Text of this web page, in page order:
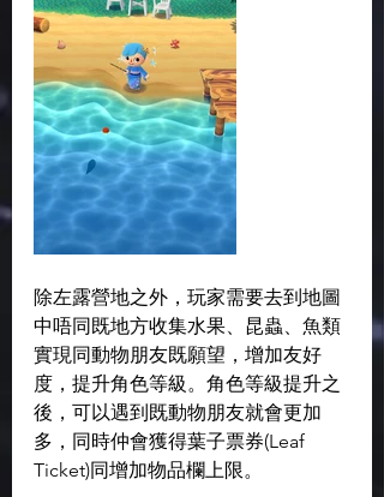
除左露營地之外，玩家需要去到地圖
中唔同既地方收集水果、昆蟲、魚類
實現同動物朋友既願望，增加友好
度，提升角色等級。角色等級提升之
後，可以遇到既動物朋友就會更加
多，同時仲會獲得葉子票券(Leaf
Ticket)同增加物品欄上限。